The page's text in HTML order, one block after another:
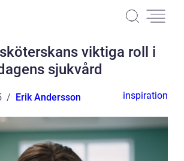
viktiga roll i
sjukvård
Erik Andersson inspiration